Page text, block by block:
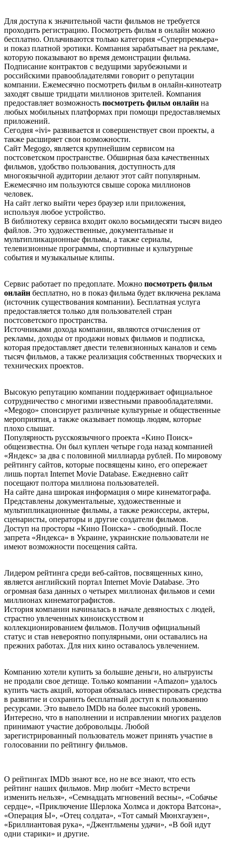
Для доступа к значительной части фильмов не требуется
проходить регистрацию. Посмотреть фильм в онлайн можно
бесплатно. Оплачиваются только категория «Суперпремьера»
и показ платной эротики. Компания зарабатывает на рекламе,
которую показывают во время демонстрации фильма.
Подписание контрактов с ведущими зарубежными и
российскими правообладателями говорит о репутации
компании. Ежемесячно посмотреть фильм в онлайн-кинотеатр
заходят свыше тридцати миллионов зрителей. Компания
предоставляет возможность посмотреть фильм онлайн на
любых мобильных платформах при помощи предоставляемых
приложений.
Сегодня «ivi» развивается и совершенствует свои проекты, а
также расширяет свои возможности.
Сайт Меgоgо, является крупнейшим сервисом на
постсоветском пространстве. Обширная база качественных
фильмов, удобство пользования, доступность для
многоязычной аудитории делают этот сайт популярным.
Ежемесячно им пользуются свыше сорока миллионов
человек.
На сайт легко выйти через браузер или приложения,
используя любое устройство.
В библиотеку сервиса входит около восьмидесяти тысяч видео
файлов. Это художественные, документальные и
мультипликационные фильмы, а также сериалы,
телевизионные программы, спортивные и культурные
события и музыкальные клипы.
Сервис работает по предоплате. Можно посмотреть фильм
онлайн бесплатно, но в показ фильма будет включена реклама
(источник существования компании). Бесплатная услуга
предоставляется только для пользователей стран
постсоветского пространства.
Источниками дохода компании, являются отчисления от
рекламы, доходы от продажи новых фильмов и подписка,
которая предоставляет двести телевизионных каналов и семь
тысяч фильмов, а также реализация собственных творческих и
технических проектов.
Высокую репутацию компании поддерживает официальное
сотрудничество с многими известными правообладателями.
«Меgоgо» спонсирует различные культурные и общественные
мероприятия, а также оказывает помощь людям, которые
плохо слышат.
Популярность русскоязычного проекта «Kинo Пoиcк»
общеизвестна. Он был куплен четыре года назад компанией
«Яндекс» за два с половиной миллиарда рублей. По мировому
рейтингу сайтов, которые посвящены кино, его опережает
лишь портал Internet Movie Database. Ежедневно сайт
посещают полтора миллиона пользователей.
На сайте дана широкая информация о мире кинематографа.
Представлены документальные, художественные и
мультипликационные фильмы, а также режиссеры, актеры,
сценаристы, операторы и другие создатели фильмов.
Доступ на просторы «Кино Поиска» - свободный. После
запрета «Яндекса» в Украине, украинские пользователи не
имеют возможности посещения сайта.
Лидером рейтинга среди веб-сайтов, посвященных кино,
является английский портал Internet Movie Database. Это
огромная база данных о четырех миллионах фильмов и семи
миллионах кинематографистов.
История компании начиналась в начале девяностых с людей,
страстно увлеченных киноискусством и
коллекционированием фильмов. Получив официальный
статус и став невероятно популярными, они оставались на
прежних работах. Для них кино оставалось увлечением.
Компанию хотели купить за большие деньги, но альтруисты
не продали свое детище. Только компании «Amazon» удалось
купить часть акций, которая обязалась инвестировать средства
в развитие и сохранить бесплатный доступ к пользованию
ресурсами. Это вывело IMDb на более высокий уровень.
Интересно, что в наполнении и исправлении многих разделов
принимают участие добровольцы. Любой
зарегистрированный пользователь может принять участие в
голосовании по рейтингу фильмов.
О рейтингах IMDb знают все, но не все знают, что есть
рейтинг наших фильмов. Мир любит «Место встречи
изменить нельзя», «Семнадцать мгновений весны», «Собачье
сердце», «Приключение Шерлока Холмса и доктора Ватсона»,
«Операция Ы», «Отец солдата», «Тот самый Мюнхгаузен»,
«Бриллиантовая рука», «Джентльмены удачи», «В бой идут
одни старики» и другие.